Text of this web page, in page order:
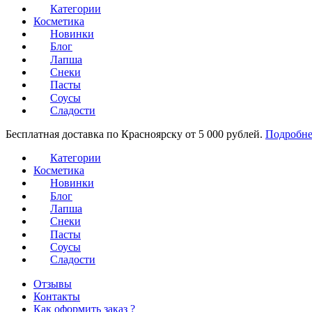
Категории
Косметика
Новинки
Блог
Лапша
Снеки
Пасты
Соусы
Сладости
Бесплатная доставка по Красноярску от 5 000 рублей.
Категории
Косметика
Новинки
Блог
Лапша
Снеки
Пасты
Соусы
Сладости
Отзывы
Контакты
Как оформить заказ ?